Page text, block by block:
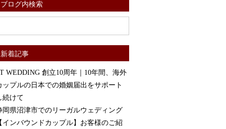
ブログ内検索
新着記事
WEDDING 創立10周年｜10年間、海外
ップルの日本での婚姻届出をサポート
続けて
岡県沼津市でのリーガルウェディング
インバウンドカップル】お客様のご紹